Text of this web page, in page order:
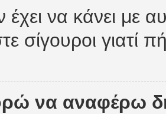
να κάνει με
σίγουροι γιατί
να αναφέρω